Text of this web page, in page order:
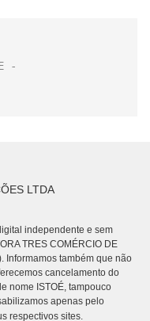
LTDA
independente e sem
TRES COMÉRCIO DE
Informamos também que não
cancelamento do
nome ISTOÉ, tampouco
apenas pelo
respectivos sites.